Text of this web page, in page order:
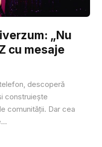
„Nu
cu mesaje
descoperă
construiește
comunității. Dar cea